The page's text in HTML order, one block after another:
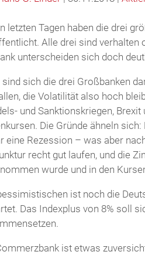
letzten Tagen haben die drei
Alle drei sind verhalten
unterscheiden sich doch
sind sich die drei Großbanken
die Volatilität also hoch
und Sanktionskriegen,
Die Gründe ähneln
eine Rezession – was aber
recht gut laufen, und die
wurde und in den
ist noch die
Das Indexplus von 8% soll
ist etwas